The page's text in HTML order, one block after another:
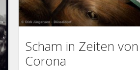
Scham in Zeiten von
Corona